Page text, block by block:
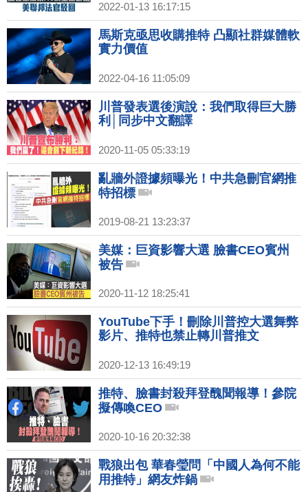
2022-01-13 16:17:15
馬斯克亟思收購推特 凸顯社群媒體軟
實力價值
2022-04-16 11:05:09
川普發表選後演說：我們取得巨大勝
利│同步中文翻譯
2020-11-05 05:33:19
亂牆外證據頻曝光！中共急刪官網推
特招標
2019-08-21 13:23:37
美媒：巨資影響大選 臉書CEO賓州
被告
2020-11-12 18:25:41
YouTube下手！刪除川普控大選舞弊
影片、推特也禁止轉川普推文
2020-12-13 16:49:19
推特、臉書封殺拜登醜聞報導！參院
擬傳喚CEO
2020-10-16 20:32:38
戰狼出包 華春瑩問「中國人為何不能
用推特」網友炸鍋